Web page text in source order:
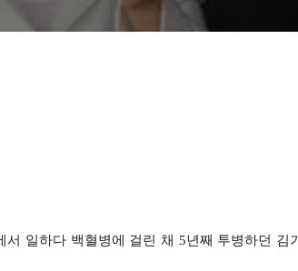
일하다 백혈병에 걸린 채 5년째 투병하던 김기